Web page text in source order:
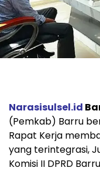
Narasisulsel.id
(Pemkab) Barru
Rapat Kerja
yang terintegrasi,
Komisi II DPRD